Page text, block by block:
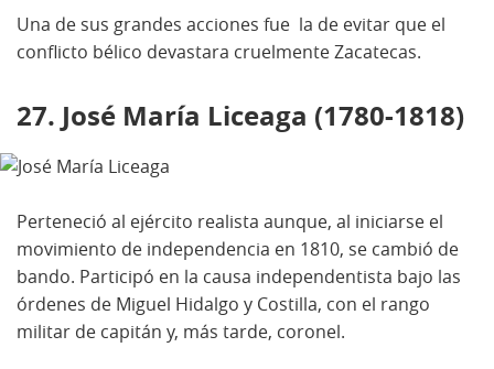
Una de sus grandes acciones fue la de evitar que el
conflicto bélico devastara cruelmente Zacatecas.
27. José María Liceaga (1780-1818)
Perteneció al ejército realista aunque, al iniciarse el
movimiento de independencia en 1810, se cambió de
bando. Participó en la causa independentista bajo las
órdenes de Miguel Hidalgo y Costilla, con el rango
militar de capitán y, más tarde, coronel.